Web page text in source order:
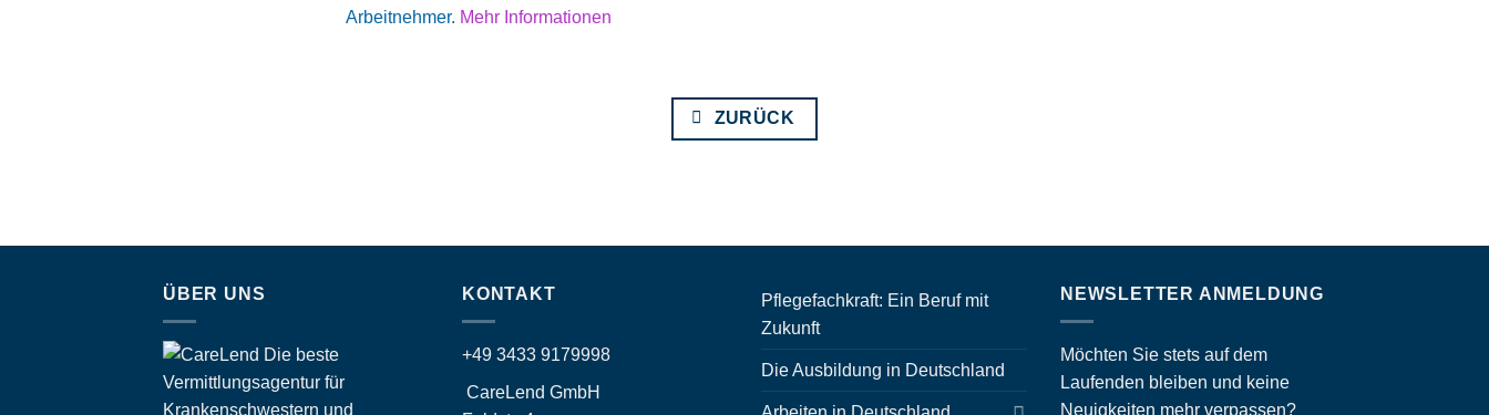
Arbeitnehmer. Mehr Informationen
ZURÜCK
ÜBER UNS KONTAKT
+49 3433 9179998
CareLend GmbH
Pflegefachkraft: Ein Beruf mit
Zukunft
Die Ausbildung in Deutschland
NEWSLETTER ANMELDUNG
Möchten Sie stets auf dem
Laufenden bleiben und keine
Neuigkeiten mehr verpassen?